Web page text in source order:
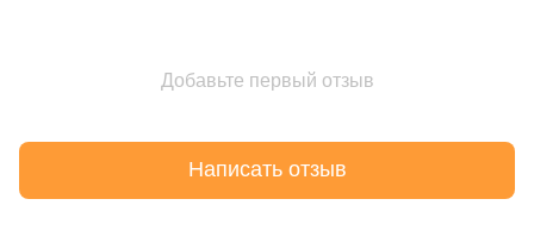
Добавьте первый отзыв
Написать отзыв